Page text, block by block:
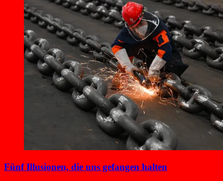
Fünf Illusionen, die uns gefangen halten